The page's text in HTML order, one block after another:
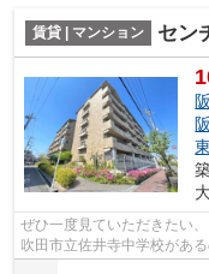
賃貸 | マンション セン
ぜひ一度見ていただきたい
吹田市立佐井寺中学校があ